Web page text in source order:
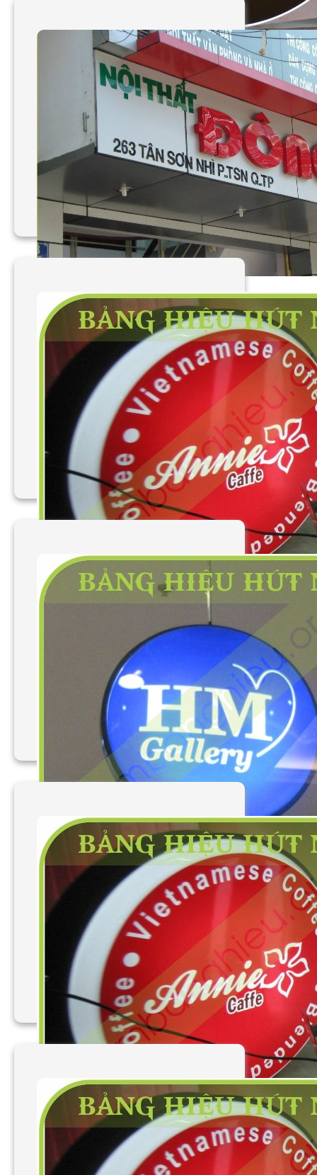
Làm bảng hiệu hút nổi
Cafe Thạch Thủy
Làm bảng hiệu mica
cảnh báo
Làm bảng hiệu vẫy hút
Làm bảng hiệu vẫy hút
nổi tròn